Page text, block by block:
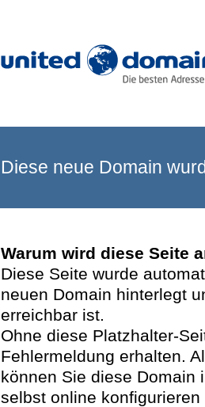
Diese neue Domain
Warum wird diese Seite
Diese Seite wurde
neuen Domain hinterlegt
erreichbar ist.
Ohne diese Platzhalter-
Fehlermeldung erhalten.
können Sie diese Domain
selbst online